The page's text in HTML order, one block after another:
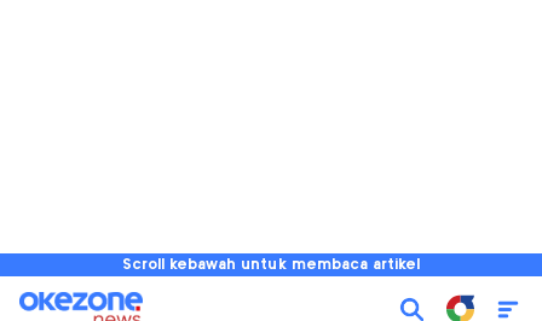
Scroll kebawah untuk membaca artikel